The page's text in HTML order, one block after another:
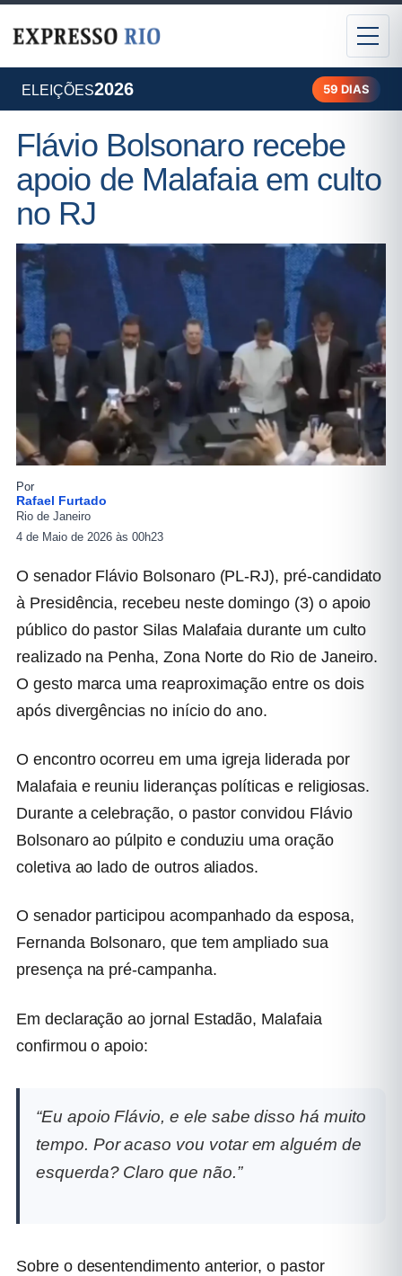
ELEIÇÕES2026 59 DIAS
Flávio Bolsonaro recebe
apoio de Malafaia em culto
no RJ
Por
Rafael Furtado
Rio de Janeiro
4 de Maio de 2026 às 00h23
O senador Flávio Bolsonaro (PL-RJ), pré-candidato
à Presidência, recebeu neste domingo (3) o apoio
público do pastor Silas Malafaia durante um culto
realizado na Penha, Zona Norte do Rio de Janeiro.
O gesto marca uma reaproximação entre os dois
após divergências no início do ano.
O encontro ocorreu em uma igreja liderada por
Malafaia e reuniu lideranças políticas e religiosas.
Durante a celebração, o pastor convidou Flávio
Bolsonaro ao púlpito e conduziu uma oração
coletiva ao lado de outros aliados.
O senador participou acompanhado da esposa,
Fernanda Bolsonaro, que tem ampliado sua
presença na pré-campanha.
Em declaração ao jornal Estadão, Malafaia
confirmou o apoio:
“Eu apoio Flávio, e ele sabe disso há muito
tempo. Por acaso vou votar em alguém de
esquerda? Claro que não.”
Sobre o desentendimento anterior, o pastor